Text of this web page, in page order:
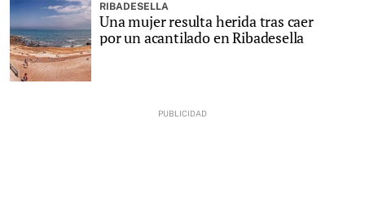
RIBADESELLA
Una mujer resulta herida tras caer
por un acantilado en Ribadesella